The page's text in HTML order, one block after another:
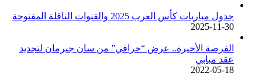
جدول مباريات كأس العرب 2025 والقنوات الناقلة المفتوحة
2025-11-30
الفرصة الأخيرة.. عرض “خرافي” من سان جيرمان لتجديد
عقد مبابي
2022-05-18